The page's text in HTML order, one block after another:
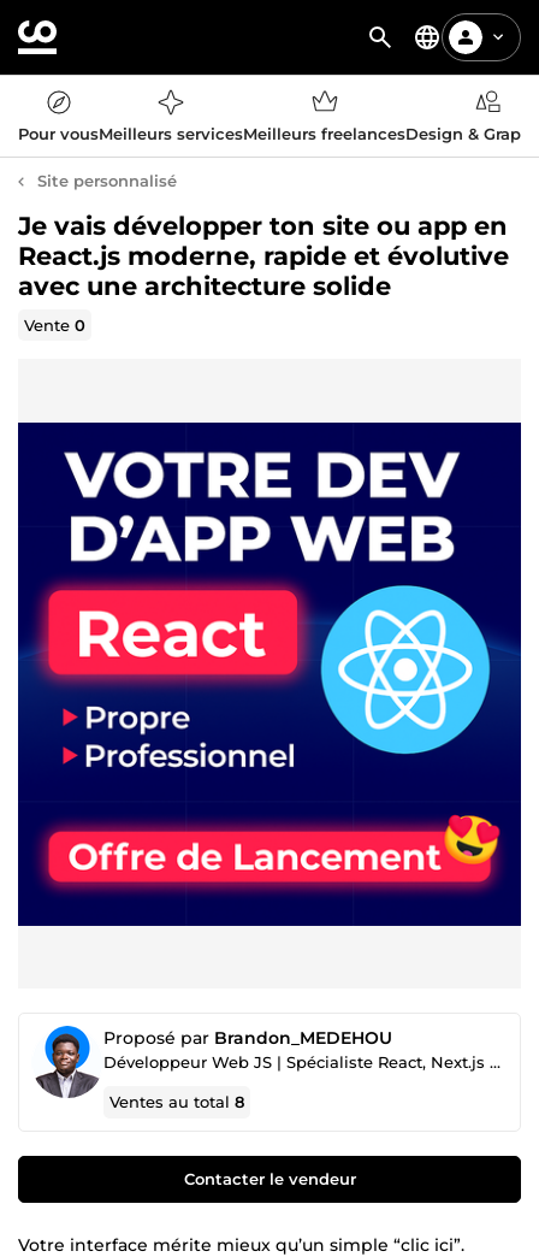
Pour vousMeilleurs servicesMeilleurs freelancesDesign &
Site personnalisé
Je vais développer ton site ou app en
React.js moderne, rapide et évolutive
avec une architecture solide
Vente0
Proposé par Brandon_MEDEHOU
Développeur Web JS | Spécialiste React, Next.js & interfaces modernes
Ventes au total8
Contacter le vendeur
Votre interface mérite mieux qu’un simple “clic ici”.